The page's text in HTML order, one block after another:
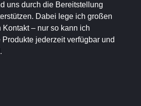
uns durch die Bereitstellung
Dabei lege ich großen
– nur so kann ich
jederzeit verfügbar und